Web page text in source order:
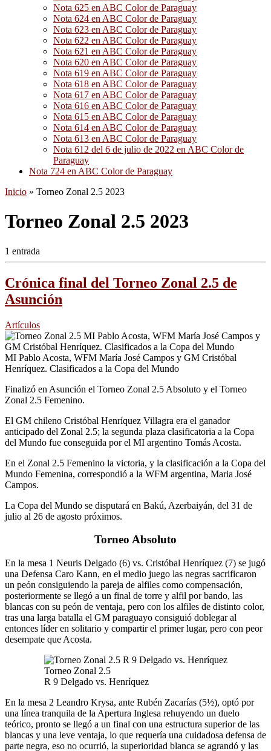
Nota 625 en ABC Color de Paraguay
Nota 624 en ABC Color de Paraguay
Nota 623 en ABC Color de Paraguay
Nota 622 en ABC Color de Paraguay
Nota 621 en ABC Color de Paraguay
Nota 620 en ABC Color de Paraguay
Nota 619 en ABC Color de Paraguay
Nota 618 en ABC Color de Paraguay
Nota 617 en ABC Color de Paraguay
Nota 616 en ABC Color de Paraguay
Nota 615 en ABC Color de Paraguay
Nota 614 en ABC Color de Paraguay
Nota 613 en ABC Color de Paraguay
Nota 612 del 6 de julio de 2022 en ABC Color de
Paraguay
Nota 724 en ABC Color de Paraguay
Inicio » Torneo Zonal 2.5 2023
Torneo Zonal 2.5 2023
1 entrada
Crónica final del Torneo Zonal 2.5 de
Asunción
Artículos
MI Pablo Acosta, WFM María José Campos y GM Cristóbal
Henríquez. Clasificados a la Copa del Mundo
Finalizó en Asunción el Torneo Zonal 2.5 Absoluto y el Torneo
Zonal 2.5 Femenino.
El GM chileno Cristóbal Henríquez Villagra era el ganador
anticipado del Zonal 2.5; la segunda plaza clasificatoria a la Copa
del Mundo fue conseguida por el MI argentino Tomás Acosta.
En el Zonal 2.5 Femenino la victoria, y la clasificación a la Copa del
Mundo Femenina, correspondió a la WFM argentina, Maria José
Campos.
La Copa del Mundo se disputará en Bakú, Azerbaiyán, del 31 de
julio al 26 de agosto próximos.
Torneo Absoluto
En la mesa 1 Neuris Delgado (6) vs. Cristóbal Henríquez (7) se jugó
una Defensa Caro Kann, en el medio juego las negras sacrificaron
un peón consiguiendo la pareja de alfiles como compensación,
posteriormente se llegó a un final de torre y alfil por bando, las
blancas con su peón de ventaja, pero con los alfiles de distinto color,
tras una larga batalla el GM paraguayo consiguió doblegar al
entonces líder en solitario y compartir el primer lugar, pero con peor
desempate que Acosta.
Torneo Zonal 2.5
R 9 Delgado vs. Henríquez
En la mesa 2 Leandro Krysa, ante Rubén Zacarías (5½), optó por
una línea tranquila de la Apertura Inglesa rehuyendo un duelo
teórico, pronto se llegó a un final con una estructura superior de las
blancas y una leve ventaja, lo que requería una cuidadosa defensa de
parte negra, eso no ocurrió, la superioridad blanca se agrandó y las